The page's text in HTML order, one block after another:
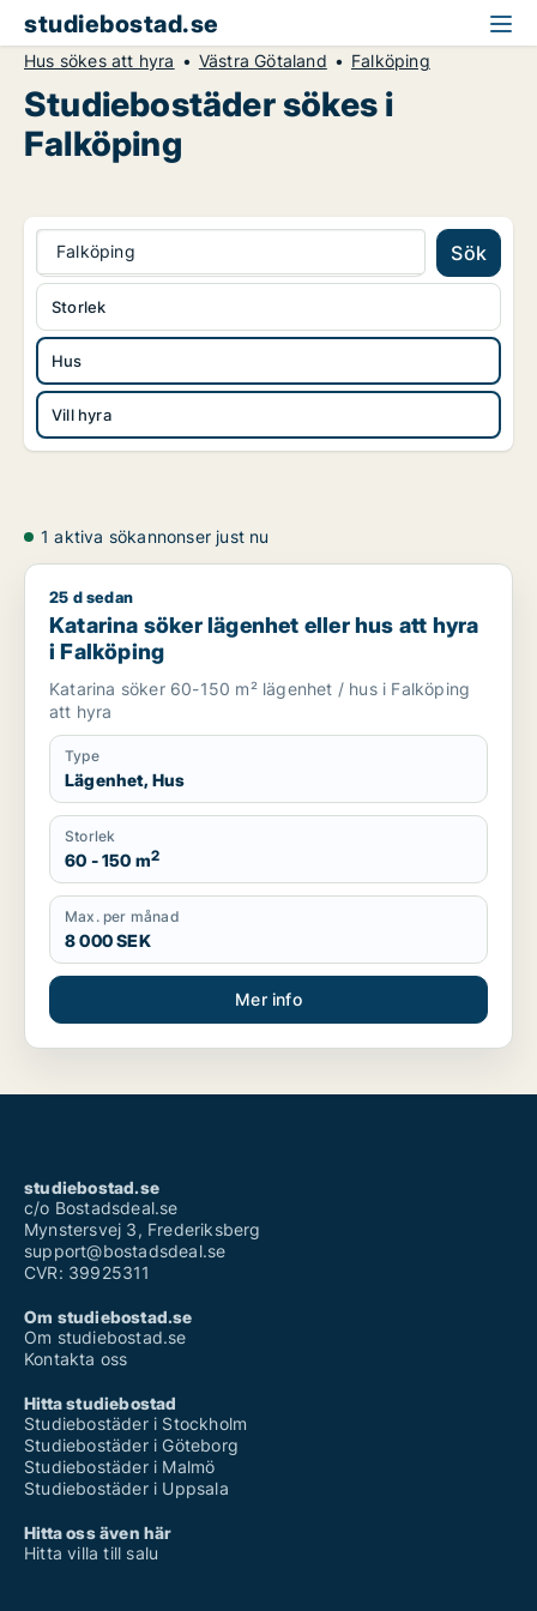
studiebostad.se
Hus sökes att hyra Västra Götaland Falköping
Studiebostäder sökes i
Falköping
Falköping Sök
Hus
Vill hyra
Storlek
1 aktiva sökannonser just nu
Katarina söker lägenhet eller hus att hyra i Falköping
25 d sedan
Katarina söker lägenhet eller hus att hyra
i Falköping
Katarina söker 60-150 m² lägenhet / hus i Falköping
att hyra
Type
Lägenhet, Hus
Storlek
60 - 150 m2
Max. per månad
8 000 SEK
Mer info
studiebostad.se
c/o Bostadsdeal.se
Mynstersvej 3, Frederiksberg
support@bostadsdeal.se
CVR: 39925311
Om studiebostad.se
Om studiebostad.se
Kontakta oss
Hitta studiebostad
Studiebostäder i Stockholm
Studiebostäder i Göteborg
Studiebostäder i Malmö
Studiebostäder i Uppsala
Hitta oss även här
Hitta villa till salu